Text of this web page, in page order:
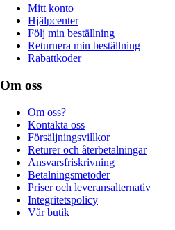
Mitt konto
Hjälpcenter
Följ min beställning
Returnera min beställning
Rabattkoder
Om oss
Om oss?
Kontakta oss
Försäljningsvillkor
Returer och återbetalningar
Ansvarsfriskrivning
Betalningsmetoder
Priser och leveransalternativ
Integritetspolicy
Vår butik